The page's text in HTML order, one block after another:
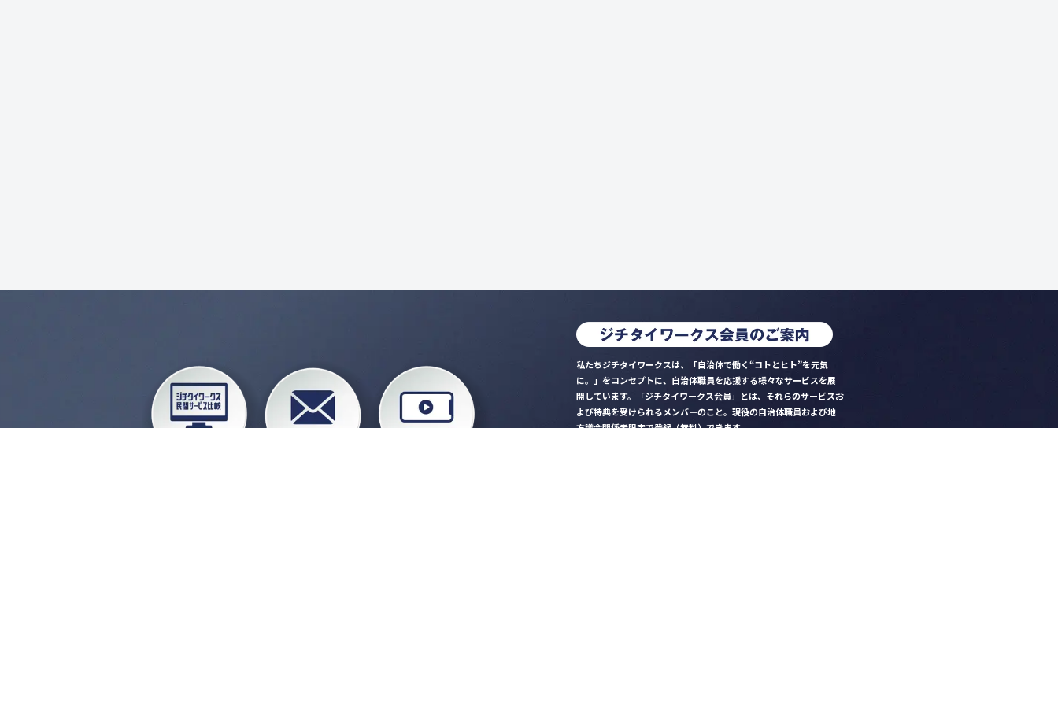
私たちジチタイワークスは、「自治体で働く“コトとヒト”を元気
に。」をコンセプトに、自治体職員を応援する様々なサービスを展
開しています。「ジチタイワークス会員」とは、それらのサービスお
よび特典を受けられるメンバーのこと。現役の自治体職員および地
方議会関係者限定で登録（無料）できます。